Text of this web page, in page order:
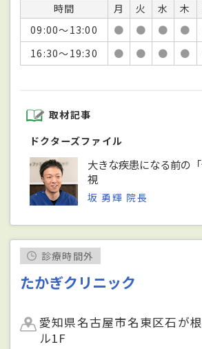
時間 月 火 水 木
09:00～13:00
● ● ● ●
16:30～19:30
● ● ● ●
取材記事
ドクターズファイル
大きな疾患になる前の
視
坂 勇輝 院長
診療時間外
たかぎクリニック
愛知県名古屋市名東区石が
ル1F